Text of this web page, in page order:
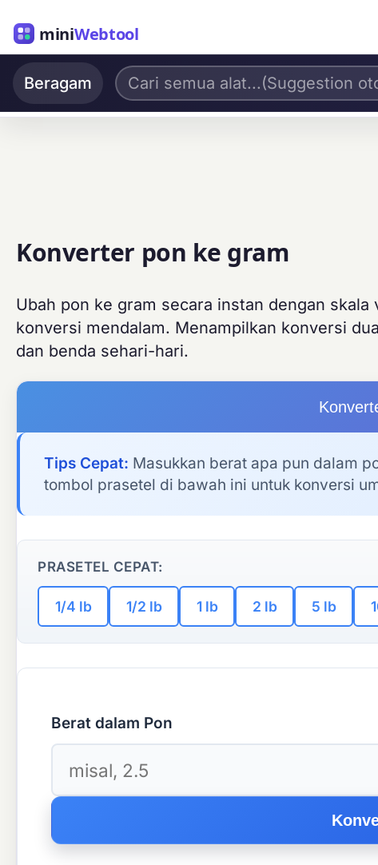
miniWebtool
Beragam
Konverter pon ke gram
Ubah pon ke gram secara instan dengan
konversi mendalam. Menampilkan konversi
dan benda sehari-hari.
Tips Cepat: Masukkan berat apa pun dalam
tombol prasetel di bawah ini untuk konversi
PRASETEL CEPAT:
1/4 lb 1/2 lb 1 lb 2 lb 5 lb
Berat dalam Pon